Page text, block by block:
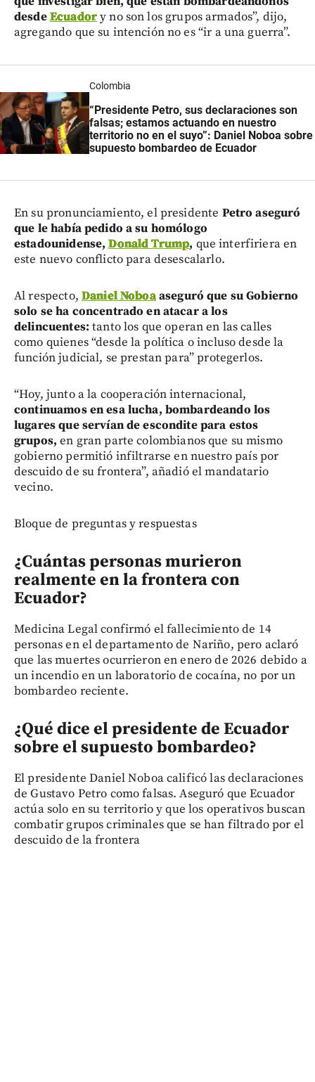
desdeEcuadory no son los grupos armados”, dijo,
agregando que su intención no es “ir a una guerra”.
Colombia
“Presidente Petro, sus declaraciones son
falsas; estamos actuando en nuestro
territorio no en el suyo”: Daniel Noboa sobre
supuesto bombardeo de Ecuador
En su pronunciamiento, el presidente Petro aseguró
que le había pedido a su homólogo
estadounidense,Donald Trump, que interfiriera en
este nuevo conflicto para desescalarlo.
Al respecto, Daniel Noboaaseguró que su Gobierno
solo se ha concentrado en atacar a los
delincuentes: tanto los que operan en las calles
como quienes “desde la política o incluso desde la
función judicial, se prestan para” protegerlos.
“Hoy, junto a la cooperación internacional,
continuamos en esa lucha, bombardeando los
lugares que servían de escondite para estos
grupos, en gran parte colombianos que su mismo
gobierno permitió infiltrarse en nuestro país por
descuido de su frontera”, añadió el mandatario
vecino.
Bloque de preguntas y respuestas
¿Cuántas personas murieron
realmente en la frontera con
Ecuador?
Medicina Legal confirmó el fallecimiento de 14
personas en el departamento de Nariño, pero aclaró
que las muertes ocurrieron en enero de 2026 debido a
un incendio en un laboratorio de cocaína, no por un
bombardeo reciente.
¿Qué dice el presidente de Ecuador
sobre el supuesto bombardeo?
El presidente Daniel Noboa calificó las declaraciones
de Gustavo Petro como falsas. Aseguró que Ecuador
actúa solo en su territorio y que los operativos buscan
combatir grupos criminales que se han filtrado por el
descuido de la frontera